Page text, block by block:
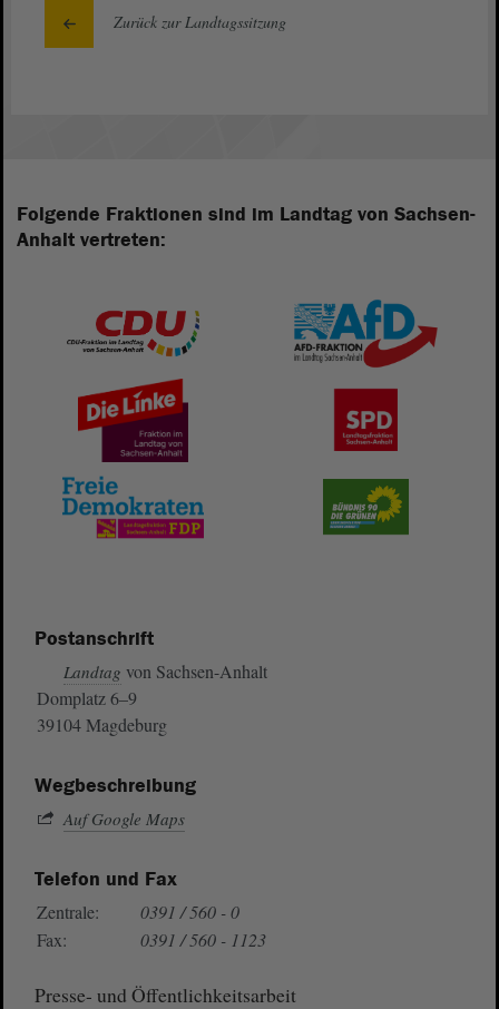
Zurück zur Landtagssitzung
Folgende Fraktionen sind im Landtag von Sachsen-
Anhalt vertreten:
Postanschrift
Landtag von Sachsen-Anhalt
Domplatz 6–9
39104 Magdeburg
Wegbeschreibung
Auf Google Maps
Telefon und Fax
Zentrale:
0391 / 560 - 0
Fax:
0391 / 560 - 1123
Presse- und Öffentlichkeitsarbeit